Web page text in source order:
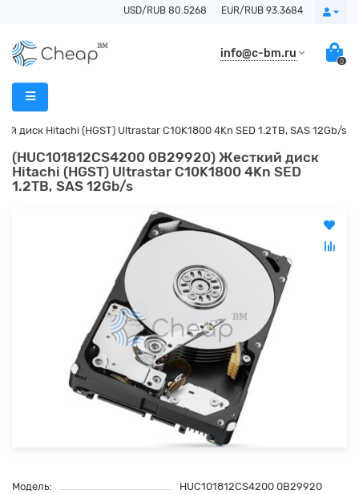
USD/RUB 80.5268 EUR/RUB 93.3684
info@c-bm.ru
0
диск Hitachi (HGST) Ultrastar C10K1800 4Kn SED 1.2TB, SAS 12Gb/s
(HUC101812CS4200 0B29920) Жесткий диск
Hitachi (HGST) Ultrastar C10K1800 4Kn SED
1.2TB, SAS 12Gb/s
Модель:
HUC101812CS4200 0B29920